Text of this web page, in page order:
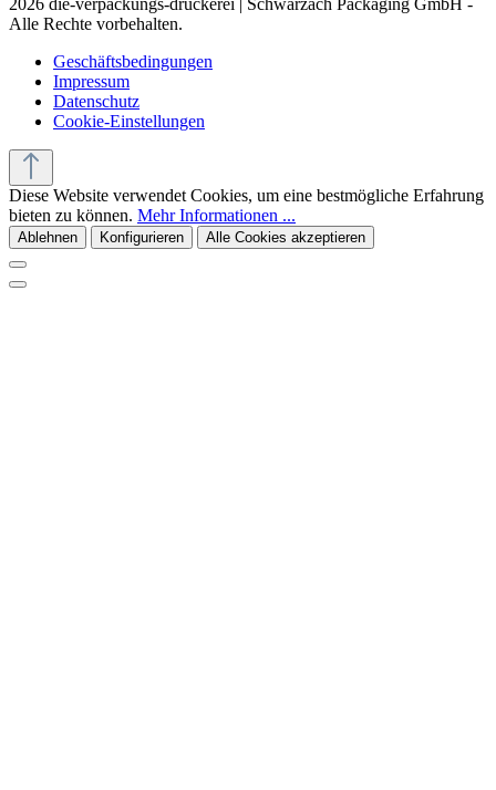
Alle Rechte vorbehalten.
Geschäftsbedingungen
Impressum
Datenschutz
Cookie-Einstellungen
Diese Website verwendet Cookies, um eine bestmögliche Erfahrung
bieten zu können. Mehr Informationen ...
Ablehnen Konfigurieren Alle Cookies akzeptieren